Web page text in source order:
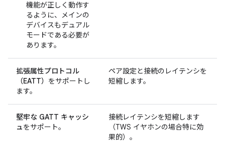
機能が正しく動作す
るように、メインの
デバイスもデュアル
モードである必要が
あります。
拡張属性プロトコル
（EATT） をサポートし
ます。
ペア設定と接続のレイテンシを
短縮します。
堅牢な GATT キャッシ
ュをサポート。
接続レイテンシを短縮します
（TWS イヤホンの場合特に効
果的）。